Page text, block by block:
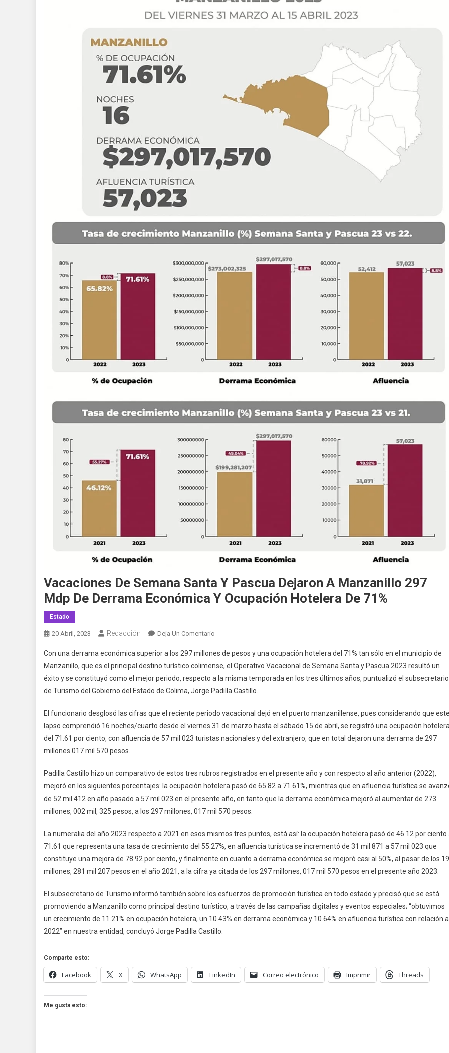
Vacaciones De Semana Santa Y Pascua Dejaron A Manzanillo 297
Mdp De Derrama Económica Y Ocupación Hotelera De 71%
Estado
20 Abril, 2023 Redacción Deja Un Comentario
De
Semana
Santa
Y
Dejaron
A
Manzanillo
De
Derrama
Económica
Ocupación
71%
Con una derrama económica superior a los 297 millones de pesos y una ocupación hotelera del 71% tan sólo en el municipio de
Manzanillo, que es el principal destino turístico colimense, el Operativo Vacacional de Semana Santa y Pascua 2023 resultó un
éxito y se constituyó como el mejor periodo, respecto a la misma temporada en los tres últimos años, puntualizó el subsecretario
de Turismo del Gobierno del Estado de Colima, Jorge Padilla Castillo.
El funcionario desglosó las cifras que el reciente periodo vacacional dejó en el puerto manzanillense, pues considerando que este
lapso comprendió 16 noches/cuarto desde el viernes 31 de marzo hasta el sábado 15 de abril, se registró una ocupación hotelera
del 71.61 por ciento, con afluencia de 57 mil 023 turistas nacionales y del extranjero, que en total dejaron una derrama de 297
millones 017 mil 570 pesos.
Padilla Castillo hizo un comparativo de estos tres rubros registrados en el presente año y con respecto al año anterior (2022),
mejoró en los siguientes porcentajes: la ocupación hotelera pasó de 65.82 a 71.61%, mientras que en afluencia turística se
de 52 mil 412 en año pasado a 57 mil 023 en el presente año, en tanto que la derrama económica mejoró al aumentar de 273
millones, 002 mil, 325 pesos, a los 297 millones, 017 mil 570 pesos.
La numeralia del año 2023 respecto a 2021 en esos mismos tres puntos, está así: la ocupación hotelera pasó de 46.12 por ciento
71.61 que representa una tasa de crecimiento del 55.27%, en afluencia turística se incrementó de 31 mil 871 a 57 mil 023 que
constituye una mejora de 78.92 por ciento, y finalmente en cuanto a derrama económica se mejoró casi al 50%, al pasar de los
millones, 281 mil 207 pesos en el año 2021, a la cifra ya citada de los 297 millones, 017 mil 570 pesos en el presente año 2023.
El subsecretario de Turismo informó también sobre los esfuerzos de promoción turística en todo estado y precisó que se está
promoviendo a Manzanillo como principal destino turístico, a través de las campañas digitales y eventos especiales; “obtuvimos
un crecimiento de 11.21% en ocupación hotelera, un 10.43% en derrama económica y 10.64% en afluencia turística con relación a
2022” en nuestra entidad, concluyó Jorge Padilla Castillo.
Comparte esto:
Facebook X WhatsApp LinkedIn Correo electrónico Imprimir Threads
Me gusta esto: